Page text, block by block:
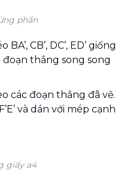
phần
CB’, DC’, ED’ giống
thẳng song song
các đoạn thẳng đã vẽ.
và dán với mép cạnh
giấy a4